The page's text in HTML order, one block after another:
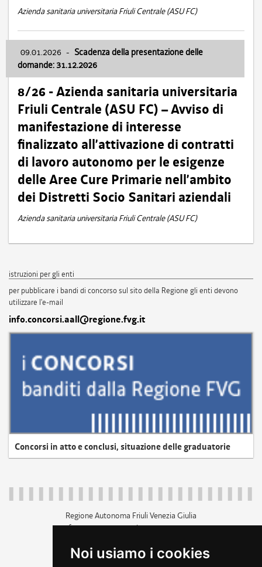
Noi usiamo i cookies
Azienda sanitaria universitaria Friuli Centrale (ASU FC)
09.01.2026 - Scadenza della presentazione delle
domande: 31.12.2026
8/26 - Azienda sanitaria universitaria
Friuli Centrale (ASU FC) – Avviso di
manifestazione di interesse
finalizzato all’attivazione di contratti
di lavoro autonomo per le esigenze
delle Aree Cure Primarie nell’ambito
dei Distretti Socio Sanitari aziendali
Azienda sanitaria universitaria Friuli Centrale (ASU FC)
istruzioni per gli enti
per pubblicare i bandi di concorso sul sito della Regione gli enti devono
utilizzare l'e-mail
info.concorsi.aall@regione.fvg.it
Concorsi in atto e conclusi, situazione delle graduatorie
Regione Autonoma Friuli Venezia Giulia
c.f. 80014930327; p.iva 00526040324
+39 040 3771111